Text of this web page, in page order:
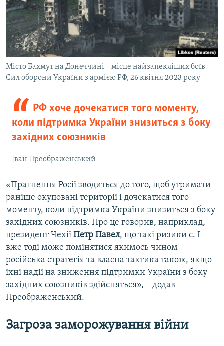
Місто Бахмут на Донеччині – місце найзапекліших боїв
Сил оборони України з армією РФ, 26 квітня 2023 року
РФ хоче дочекатися того моменту,
коли підтримка України знизиться з боку
західних союзників
Іван Преображенський
«Прагнення Росії зводиться до того, щоб утримати
раніше окуповані території і дочекатися того
моменту, коли підтримка України знизиться з боку
західних союзників. Про це говорив, наприклад,
президент Чехії Петр Павел, що такі ризики є. І
вже тоді може помінятися якимось чином
російська стратегія та власна тактика також, якщо
їхні надії на зниження підтримки України з боку
західних союзників здійсняться», – додав
Преображенський.
Загроза заморожування війни